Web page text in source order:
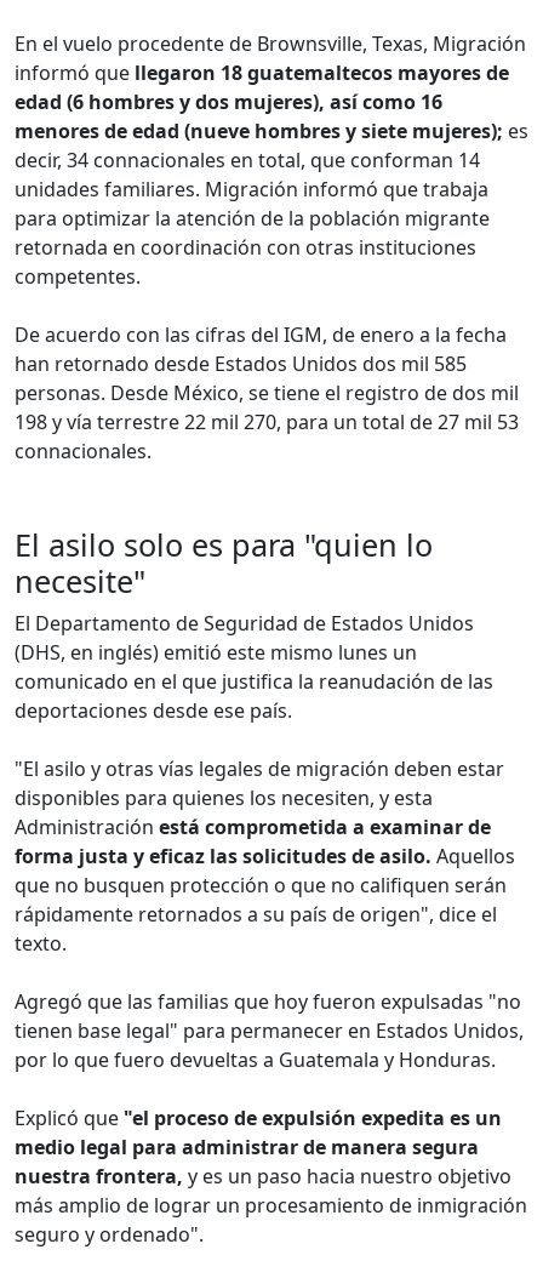
En el vuelo procedente de Brownsville, Texas, Migración
informó que llegaron 18 guatemaltecos mayores de
edad (6 hombres y dos mujeres), así como 16
menores de edad (nueve hombres y siete mujeres); es
decir, 34 connacionales en total, que conforman 14
unidades familiares. Migración informó que trabaja
para optimizar la atención de la población migrante
retornada en coordinación con otras instituciones
competentes.
De acuerdo con las cifras del IGM, de enero a la fecha
han retornado desde Estados Unidos dos mil 585
personas. Desde México, se tiene el registro de dos mil
198 y vía terrestre 22 mil 270, para un total de 27 mil 53
connacionales.
El asilo solo es para "quien lo
necesite"
El Departamento de Seguridad de Estados Unidos
(DHS, en inglés) emitió este mismo lunes un
comunicado en el que justifica la reanudación de las
deportaciones desde ese país.
"El asilo y otras vías legales de migración deben estar
disponibles para quienes los necesiten, y esta
Administración está comprometida a examinar de
forma justa y eficaz las solicitudes de asilo. Aquellos
que no busquen protección o que no califiquen serán
rápidamente retornados a su país de origen", dice el
texto.
Agregó que las familias que hoy fueron expulsadas "no
tienen base legal" para permanecer en Estados Unidos,
por lo que fuero devueltas a Guatemala y Honduras.
Explicó que "el proceso de expulsión expedita es un
medio legal para administrar de manera segura
nuestra frontera, y es un paso hacia nuestro objetivo
más amplio de lograr un procesamiento de inmigración
seguro y ordenado".